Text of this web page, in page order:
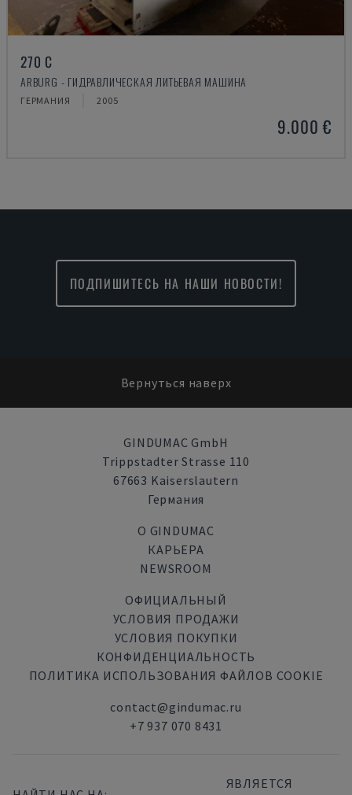
270 C
ARBURG - ГИДРАВЛИЧЕСКАЯ ЛИТЬЕВАЯ МАШИНА
ГЕРМАНИЯ 2005
9.000 €
ПОДПИШИТЕСЬ НА НАШИ НОВОСТИ!
Вернуться наверх
GINDUMAC GmbH
Trippstadter Strasse 110
67663 Kaiserslautern
Германия
О GINDUMAC
КАРЬЕРА
NEWSROOM
ОФИЦИАЛЬНЫЙ
УСЛОВИЯ ПРОДАЖИ
УСЛОВИЯ ПОКУПКИ
КОНФИДЕНЦИАЛЬНОСТЬ
ПОЛИТИКА ИСПОЛЬЗОВАНИЯ ФАЙЛОВ COOKIE
contact@gindumac.ru
+7 937 070 8431
ЯВЛЯЕТСЯ